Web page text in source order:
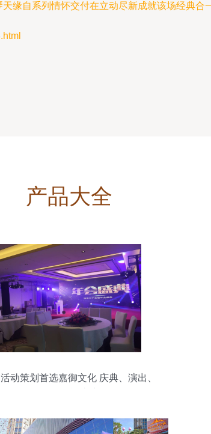
缘自系列情怀交付在立动尽新成就该场经典
产品大全
动策划首选嘉御文化 庆典、演出、